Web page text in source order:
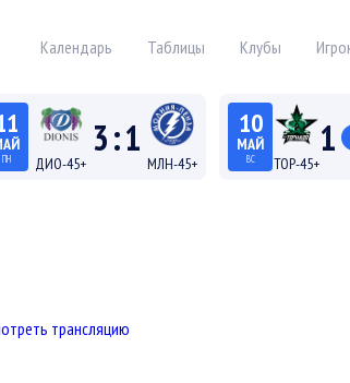
Календарь Таблицы Клубы
ПН ДИО-45+
3:1
МЛН-45+
10
МАЙ
ВС ТОР-45+
1
трансляцию